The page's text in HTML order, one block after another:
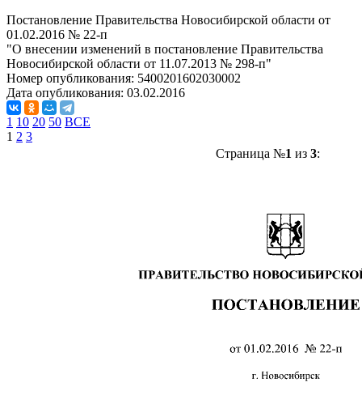
Постановление Правительства Новосибирской области от
01.02.2016 № 22-п
"О внесении изменений в постановление Правительства
Новосибирской области от 11.07.2013 № 298-п"
Номер опубликования: 5400201602030002
Дата опубликования: 03.02.2016
1 10 20 50 ВСЕ
1 2 3
Страница №1 из 3: